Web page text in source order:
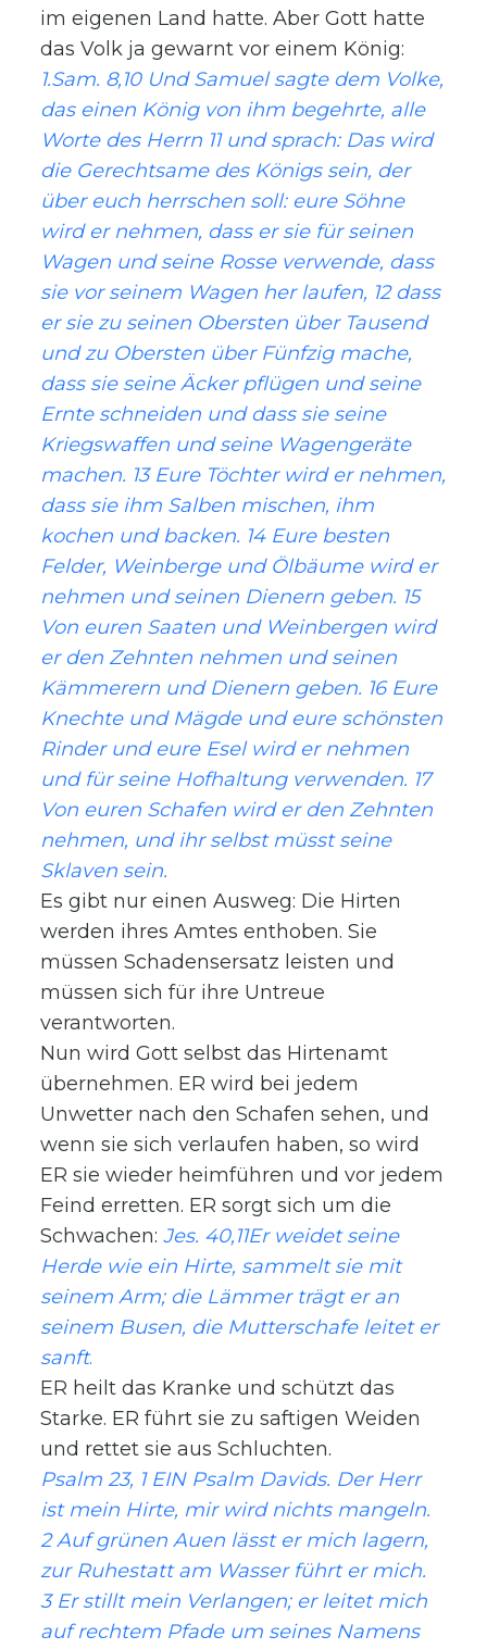
im eigenen Land hatte. Aber Gott hatte
das Volk ja gewarnt vor einem König:
1.Sam. 8,10 Und Samuel sagte dem Volke,
das einen König von ihm begehrte, alle
Worte des Herrn 11 und sprach: Das wird
die Gerechtsame des Königs sein, der
über euch herrschen soll: eure Söhne
wird er nehmen, dass er sie für seinen
Wagen und seine Rosse verwende, dass
sie vor seinem Wagen her laufen, 12 dass
er sie zu seinen Obersten über Tausend
und zu Obersten über Fünfzig mache,
dass sie seine Äcker pflügen und seine
Ernte schneiden und dass sie seine
Kriegswaffen und seine Wagengeräte
machen. 13 Eure Töchter wird er nehmen,
dass sie ihm Salben mischen, ihm
kochen und backen. 14 Eure besten
Felder, Weinberge und Ölbäume wird er
nehmen und seinen Dienern geben. 15
Von euren Saaten und Weinbergen wird
er den Zehnten nehmen und seinen
Kämmerern und Dienern geben. 16 Eure
Knechte und Mägde und eure schönsten
Rinder und eure Esel wird er nehmen
und für seine Hofhaltung verwenden. 17
Von euren Schafen wird er den Zehnten
nehmen, und ihr selbst müsst seine
Sklaven sein.
Es gibt nur einen Ausweg: Die Hirten
werden ihres Amtes enthoben. Sie
müssen Schadensersatz leisten und
müssen sich für ihre Untreue
verantworten.
Nun wird Gott selbst das Hirtenamt
übernehmen. ER wird bei jedem
Unwetter nach den Schafen sehen, und
wenn sie sich verlaufen haben, so wird
ER sie wieder heimführen und vor jedem
Feind erretten. ER sorgt sich um die
Schwachen: Jes. 40,11Er weidet seine
Herde wie ein Hirte, sammelt sie mit
seinem Arm; die Lämmer trägt er an
seinem Busen, die Mutterschafe leitet er
sanft.
ER heilt das Kranke und schützt das
Starke. ER führt sie zu saftigen Weiden
und rettet sie aus Schluchten.
Psalm 23, 1 EIN Psalm Davids. Der Herr
ist mein Hirte, mir wird nichts mangeln.
2 Auf grünen Auen lässt er mich lagern,
zur Ruhestatt am Wasser führt er mich.
3 Er stillt mein Verlangen; er leitet mich
auf rechtem Pfade um seines Namens